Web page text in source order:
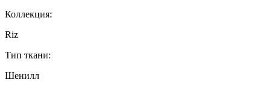
Коллекция:
Riz
Тип ткани:
Шенилл